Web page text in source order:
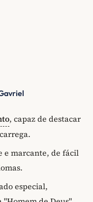
, capaz de destacar
e marcante, de fácil
especial,